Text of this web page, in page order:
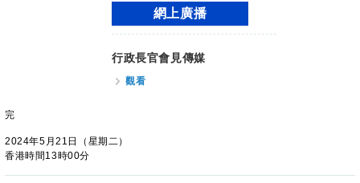
網上廣播
行政長官會見傳媒
觀看
完
2024年5月21日（星期二）
香港時間13時00分